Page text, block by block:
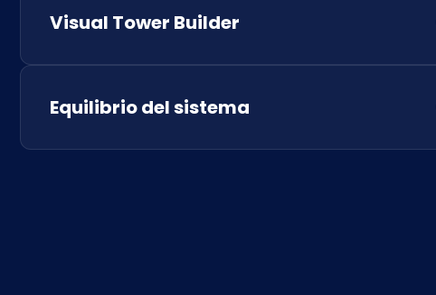
Visual Tower Builder
Equilibrio del sistema